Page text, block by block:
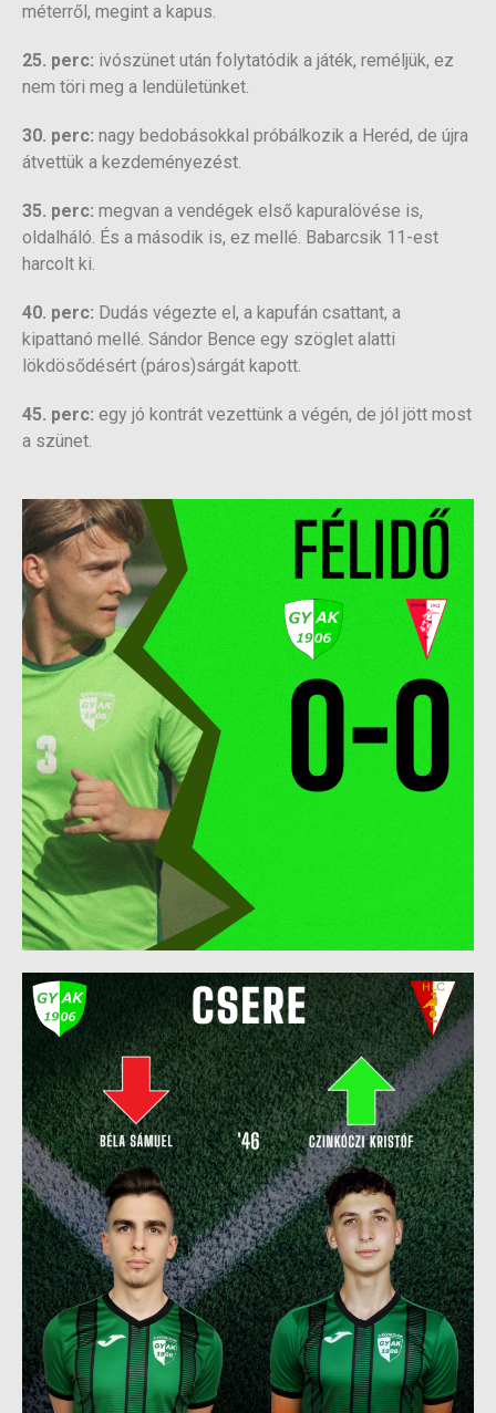
méterről, megint a kapus.
25. perc: ivószünet után folytatódik a játék, reméljük, ez
nem töri meg a lendületünket.
30. perc: nagy bedobásokkal próbálkozik a Heréd, de újra
átvettük a kezdeményezést.
35. perc: megvan a vendégek első kapuralövése is,
oldalháló. És a második is, ez mellé. Babarcsik 11-est
harcolt ki.
40. perc: Dudás végezte el, a kapufán csattant, a
kipattanó mellé. Sándor Bence egy szöglet alatti
lökdösődésért (páros)sárgát kapott.
45. perc: egy jó kontrát vezettünk a végén, de jól jött most
a szünet.